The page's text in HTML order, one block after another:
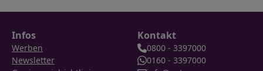
Infos
Werben
Newsletter
Kontakt
0800 - 3397000
0160 - 3397000